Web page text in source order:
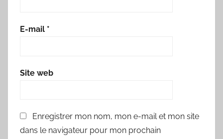
E-mail *
Site web
Enregistrer mon nom, mon e-mail et mon site
dans le navigateur pour mon prochain